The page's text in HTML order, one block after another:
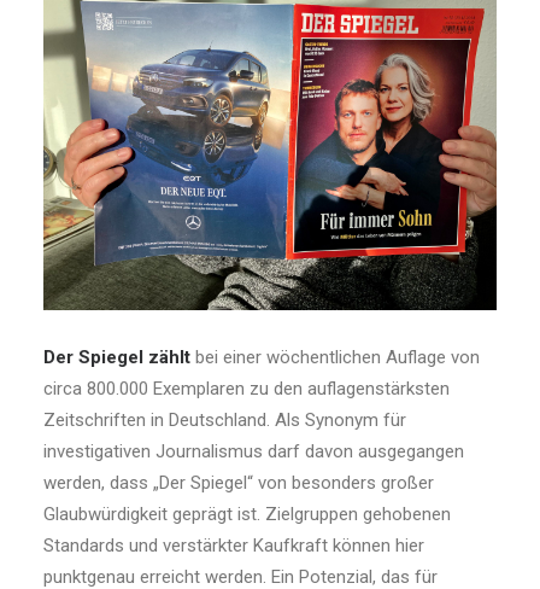
Der Spiegel zählt bei einer wöchentlichen Auflage von
circa 800.000 Exemplaren zu den auflagenstärksten
Zeitschriften in Deutschland. Als Synonym für
investigativen Journalismus darf davon ausgegangen
werden, dass „Der Spiegel“ von besonders großer
Glaubwürdigkeit geprägt ist. Zielgruppen gehobenen
Standards und verstärkter Kaufkraft können hier
punktgenau erreicht werden. Ein Potenzial, das für